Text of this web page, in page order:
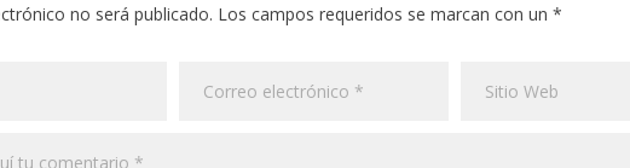
no será publicado. Los campos requeridos se marcan con un *